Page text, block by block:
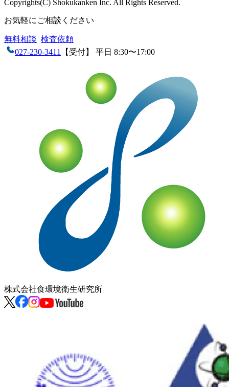
Copyrights(C) Shokukanken Inc. All Rights Reserved.
お気軽にご相談ください
無料相談 検査依頼
027-230-3411
【受付】 平日 8:30〜17:00
株式会社食環境衛生研究所